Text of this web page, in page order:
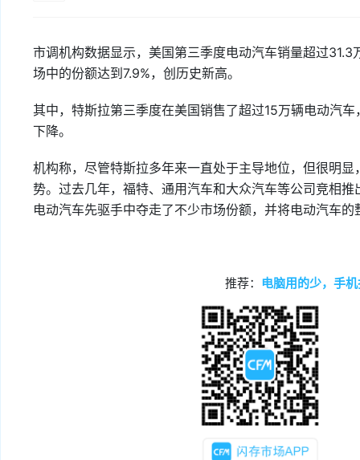
市调机构数据显示，美国第三季度电动汽车销量超过
场中的份额达到7.9%，创历史新高。
其中，特斯拉第三季度在美国销售了超过15万辆电动汽
下降。
机构称，尽管特斯拉多年来一直处于主导地位，但很明
势。过去几年，福特、通用汽车和大众汽车等公司竞相
电动汽车先驱手中夺走了不少市场份额，并将电动汽车
推荐： 电脑用的少，手